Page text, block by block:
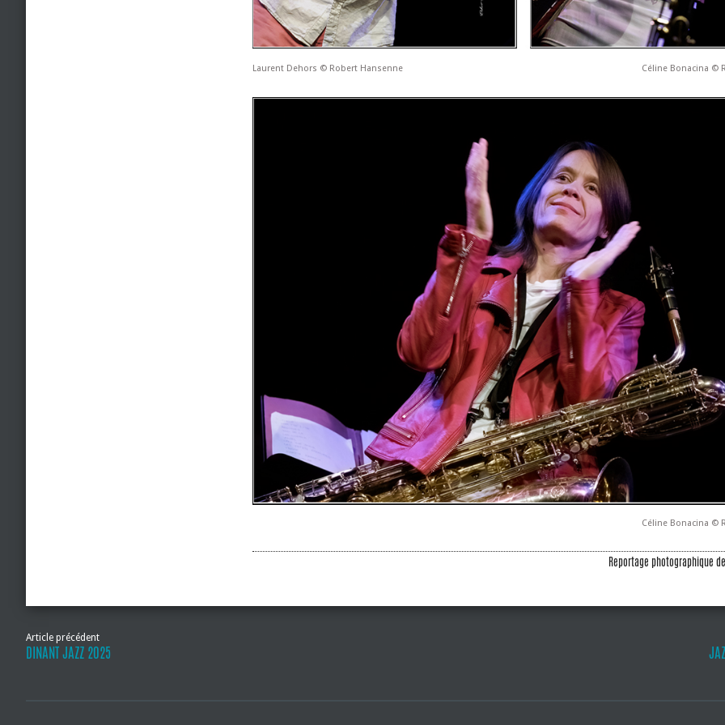
Laurent Dehors © Robert Hansenne Céline Bonacina ©
Céline Bonacina ©
Reportage photographique
Article précédent
DINANT JAZZ 2025